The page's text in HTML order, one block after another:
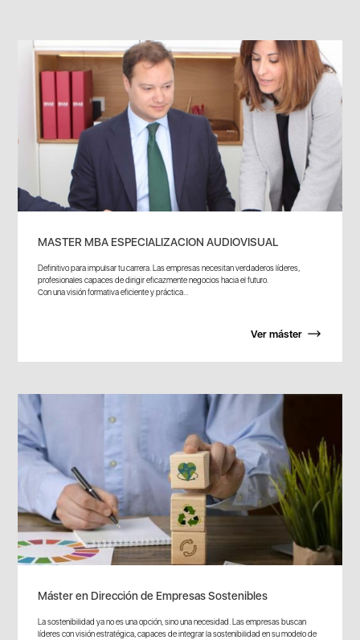
MASTER MBA ESPECIALIZACION AUDIOVISUAL
Definitivo para impulsar tu carrera. Las empresas necesitan verdaderos líderes,
profesionales capaces de dirigir eficazmente negocios hacia el futuro.
Con una visión formativa eficiente y práctica...
Ver máster
Máster en Dirección de Empresas Sostenibles
La sostenibilidad ya no es una opción, sino una necesidad. Las empresas buscan
líderes con visión estratégica, capaces de integrar la sostenibilidad en su modelo de